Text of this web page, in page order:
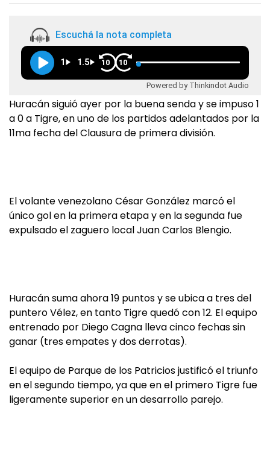
Escuchá la nota completa
1 1.5 10 10
Powered by Thinkindot Audio
Huracán siguió ayer por la buena senda y se impuso 1
a 0 a Tigre, en uno de los partidos adelantados por la
11ma fecha del Clausura de primera división.
El volante venezolano César González marcó el
único gol en la primera etapa y en la segunda fue
expulsado el zaguero local Juan Carlos Blengio.
Huracán suma ahora 19 puntos y se ubica a tres del
puntero Vélez, en tanto Tigre quedó con 12. El equipo
entrenado por Diego Cagna lleva cinco fechas sin
ganar (tres empates y dos derrotas).
El equipo de Parque de los Patricios justificó el triunfo
en el segundo tiempo, ya que en el primero Tigre fue
ligeramente superior en un desarrollo parejo.